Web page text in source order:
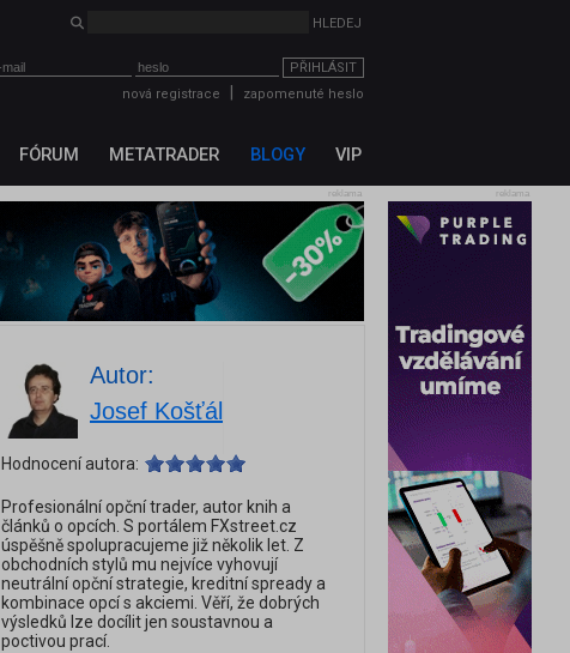
PŘIHLÁSIT
nová registrace
zapomenuté heslo
FÓRUM METATRADER BLOGY VIP
reklama
reklama
Autor:
Josef Košťál
Hodnocení autora:
Profesionální opční trader, autor knih a
článků o opcích. S portálem FXstreet.cz
úspěšně spolupracujeme již několik let. Z
obchodních stylů mu nejvíce vyhovují
neutrální opční strategie, kreditní spready a
kombinace opcí s akciemi. Věří, že dobrých
výsledků lze docílit jen soustavnou a
poctivou prací.